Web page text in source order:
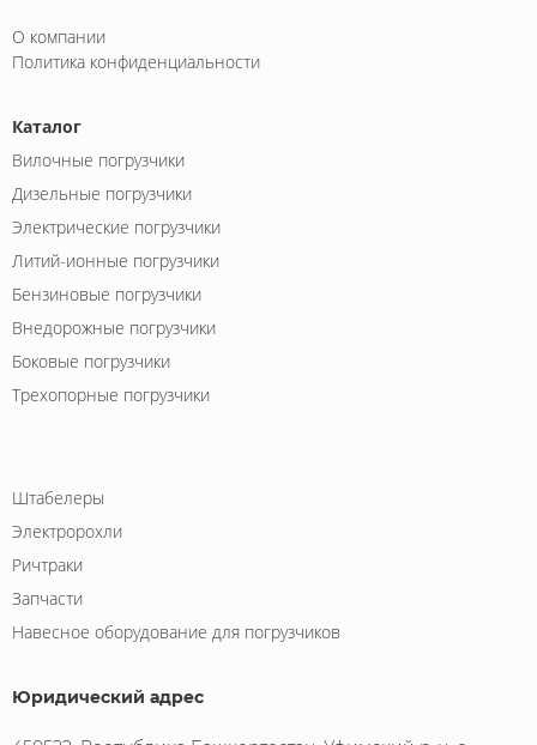
О компании
Политика конфиденциальности
Каталог
Вилочные погрузчики
Дизельные погрузчики
Электрические погрузчики
Литий-ионные погрузчики
Бензиновые погрузчики
Внедорожные погрузчики
Боковые погрузчики
Трехопорные погрузчики
Штабелеры
Электророхли
Ричтраки
Запчасти
Навесное оборудование для погрузчиков
Юридический адрес